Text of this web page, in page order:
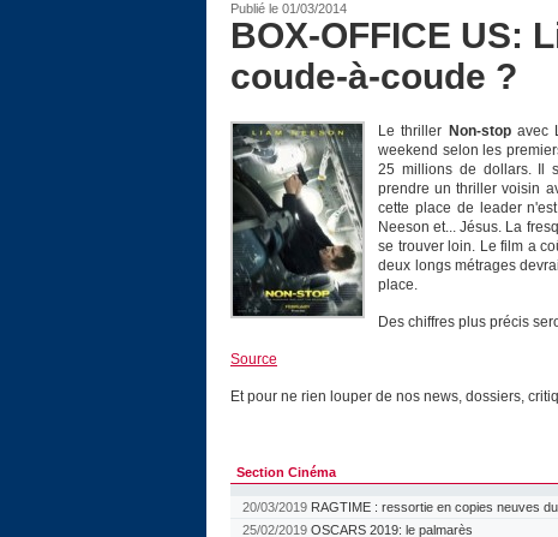
Publié le 01/03/2014
BOX-OFFICE US:
coude-à-coude ?
Le thriller Non-stopavec
weekend selon les
25 millions de dollars. Il
prendre un thriller voisin
cette place de leader
Neeson et... Jésus. La
se trouver loin. Le film a
deux longs métrages
place.
Des chiffres plus précis
Source
Et pour ne rien louper de nos news, dossiers,
Section Cinéma
20/03/2019 RAGTIME : ressortie en copies neuves
25/02/2019 OSCARS 2019: le palmarès